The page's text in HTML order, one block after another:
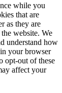
while you
that are
as they are
website. We
understand how
your browser
opt-out of these
affect your